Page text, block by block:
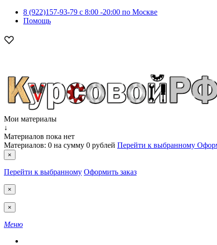
8 (922)157-93-79 c 8:00 -20:00 по Москве
Помощь
Мои материалы
↓
Материалов пока нет
Материалов: 0 на сумму 0 рублей Перейти к выбранному
×
Перейти к выбранному Оформить заказ
×
×
Меню